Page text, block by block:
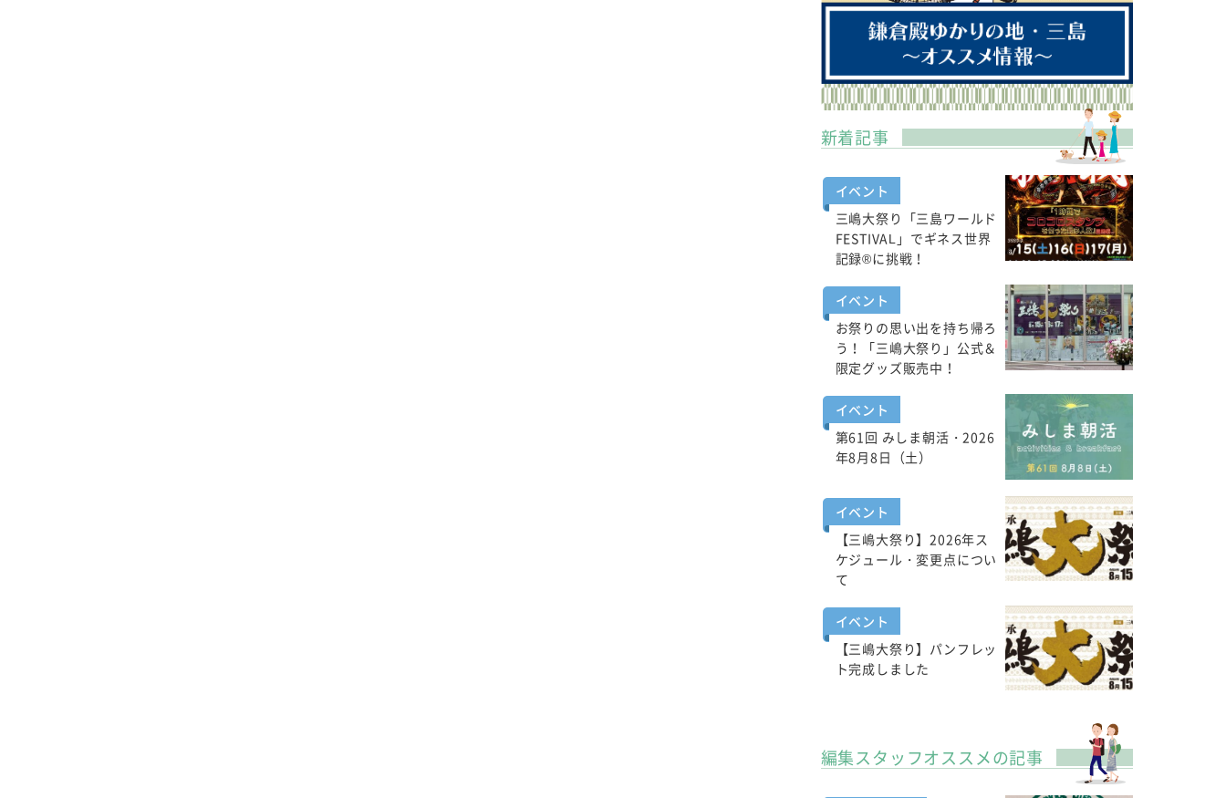
新着記事
イベント
三嶋大祭り「三島ワールド
FESTIVAL」でギネス世界
記録®に挑戦！
イベント
お祭りの思い出を持ち帰ろ
う！「三嶋大祭り」公式＆
限定グッズ販売中！
イベント
第61回 みしま朝活・2026
年8月8日（土）
イベント
【三嶋大祭り】2026年ス
ケジュール・変更点につい
て
イベント
【三嶋大祭り】パンフレッ
ト完成しました
編集スタッフオススメの記事